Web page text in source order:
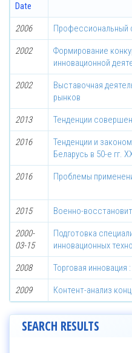
Date
2006 Профессиональный
2002
Формирование
инновационной
2002
Выставочная
рынков
2013 Тенденции
2016
Тенденции и
Беларусь в 50-е гг.
2016 Проблемы
2015 Военно-
2000-
03-15
Подготовка
инновационных
2008 Торговая инновация
2009 Контент-анализ
SEARCH RESULTS